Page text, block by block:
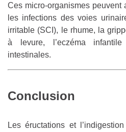
Ces micro-organismes peuvent
les infections des voies
irritable (SCI), le rhume, la
à levure, l’eczéma
intestinales.
Conclusion
Les éructations et